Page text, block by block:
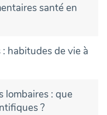
santé en
habitudes de vie à
lombaires : que
?